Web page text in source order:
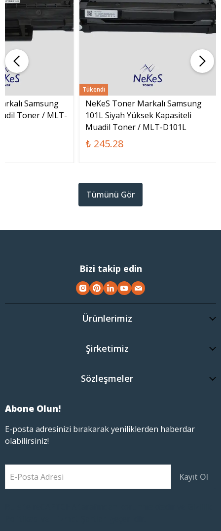
Samsung
Toner / MLT-
Tükendi
NeKeS Toner Markalı Samsung
101L Siyah Yüksek Kapasiteli
Muadil Toner / MLT-D101L
₺ 245.28
Tümünü Gör
Bizi takip edin
Ürünlerimiz
Şirketimiz
Sözleşmeler
Abone Olun!
E-posta adresinizi bırakarak yeniliklerden haberdar
olabilirsiniz!
E-Posta Adresi Kayıt Ol